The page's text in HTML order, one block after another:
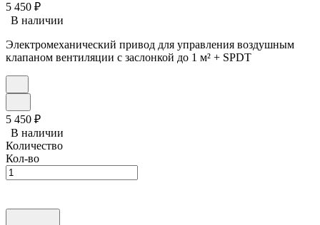
5 450 ₽
В наличии
Электромеханический привод для управления воздушным
клапаном вентиляции с заслонкой до 1 м² + SPDT
5 450 ₽
В наличии
Количество
Кол-во